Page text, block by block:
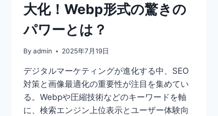
大化！Webp形式の驚きの
パワーとは？
By admin 2025年7月19日
デジタルマーケティングが進化する中、SEO
対策と画像最適化の重要性が注目を集めてい
る。Webpや圧縮技術などのキーワードを軸
に、検索エンジン上位表示とユーザー体験向